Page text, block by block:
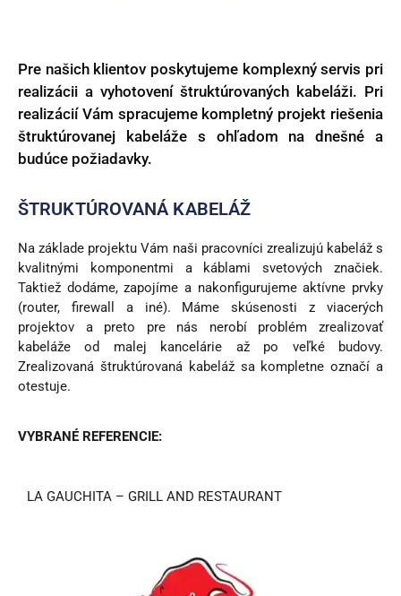
Pre našich klientov poskytujeme komplexný servis pri
realizácii a vyhotovení štruktúrovaných kabeláži. Pri
realizácií Vám spracujeme kompletný projekt riešenia
štruktúrovanej kabeláže s ohľadom na dnešné a
budúce požiadavky.
ŠTRUKTÚROVANÁ KABELÁŽ
Na základe projektu Vám naši pracovníci zrealizujú kabeláž s
kvalitnými komponentmi a káblami svetových značiek.
Taktiež dodáme, zapojíme a nakonfigurujeme aktívne prvky
(router, firewall a iné). Máme skúsenosti z viacerých
projektov a preto pre nás nerobí problém zrealizovať
kabeláže od malej kancelárie až po veľké budovy.
Zrealizovaná štruktúrovaná kabeláž sa kompletne označí a
otestuje.
VYBRANÉ REFERENCIE:
LA GAUCHITA – GRILL AND RESTAURANT